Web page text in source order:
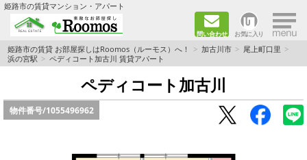
姫路市の賃貸マンション・アパート
問い合わせ お気に入り ×
TOPページ
ファミリー向けの部屋を探す
一人暮らし向けの部屋を探す
姫路市の賃貸 お部屋探しはRoomos（ルーモス）へ！ 加古川市
尾上町口里
浜の宮駅
ペディコート加古川 賃貸アパート
ペディコート加古川
物件番号/1055496962